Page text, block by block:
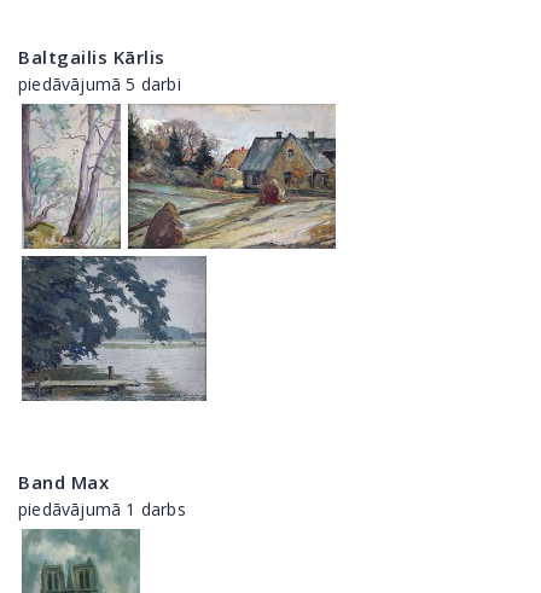
Baltgailis Kārlis
piedāvājumā 5 darbi
Band Max
piedāvājumā 1 darbs